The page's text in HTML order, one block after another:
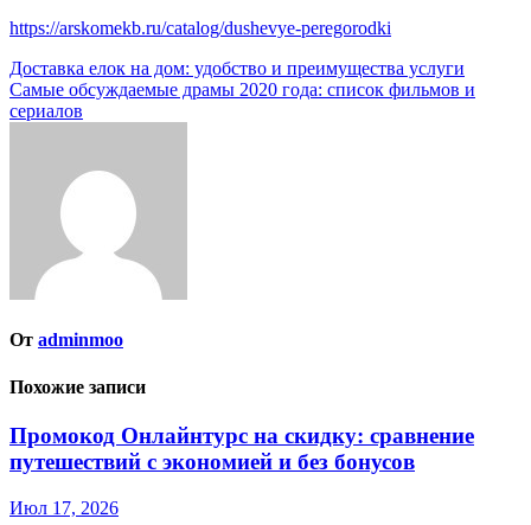
https://arskomekb.ru/catalog/dushevye-peregorodki
Навигация
по
Доставка елок на дом: удобство и преимущества услуги
Самые обсуждаемые драмы 2020 года: список фильмов и
сериалов
От adminmoo
Похожие записи
Промокод Онлайнтурс на скидку: сравнение
путешествий с экономией и без бонусов
Июл 17, 2026